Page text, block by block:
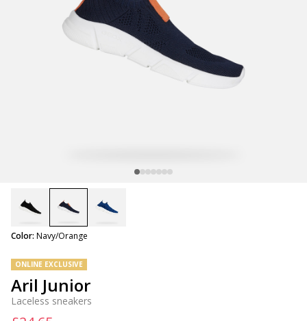
ONLINE EXCLUSIVE
Aril Junior
Laceless sneakers
Color: Navy/Orange
selected